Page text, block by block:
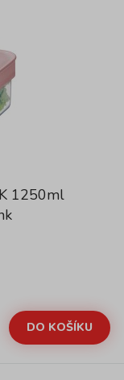
1250ml
DO KOŠÍKU